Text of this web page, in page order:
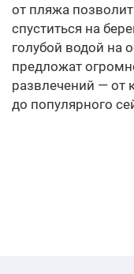
от пляжа
спуститься на
голубой водой на
предложат
развлечений — от
до популярного